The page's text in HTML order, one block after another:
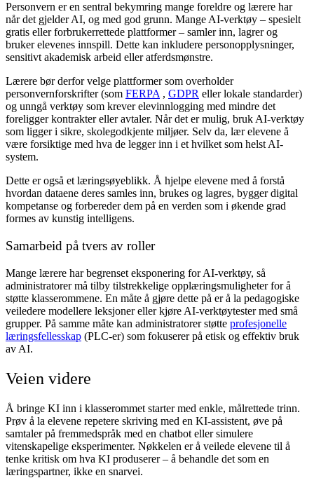
Personvern er en sentral bekymring mange foreldre og lærere har
når det gjelder AI, og med god grunn. Mange AI-verktøy – spesielt
gratis eller forbrukerrettede plattformer – samler inn, lagrer og
bruker elevenes innspill. Dette kan inkludere personopplysninger,
sensitivt akademisk arbeid eller atferdsmønstre.
Lærere bør derfor velge plattformer som overholder
personvernforskrifter (som FERPA , GDPR eller lokale standarder)
og unngå verktøy som krever elevinnlogging med mindre det
foreligger kontrakter eller avtaler. Når det er mulig, bruk AI-verktøy
som ligger i sikre, skolegodkjente miljøer. Selv da, lær elevene å
være forsiktige med hva de legger inn i et hvilket som helst AI-
system.
Dette er også et læringsøyeblikk. Å hjelpe elevene med å forstå
hvordan dataene deres samles inn, brukes og lagres, bygger digital
kompetanse og forbereder dem på en verden som i økende grad
formes av kunstig intelligens.
Samarbeid på tvers av roller
Mange lærere har begrenset eksponering for AI-verktøy, så
administratorer må tilby tilstrekkelige opplæringsmuligheter for å
støtte klasserommene. En måte å gjøre dette på er å la pedagogiske
veiledere modellere leksjoner eller kjøre AI-verktøytester med små
grupper. På samme måte kan administratorer støtte profesjonelle
læringsfellesskap (PLC-er) som fokuserer på etisk og effektiv bruk
av AI.
Veien videre
Å bringe KI inn i klasserommet starter med enkle, målrettede trinn.
Prøv å la elevene repetere skriving med en KI-assistent, øve på
samtaler på fremmedspråk med en chatbot eller simulere
vitenskapelige eksperimenter. Nøkkelen er å veilede elevene til å
tenke kritisk om hva KI produserer – å behandle det som en
læringspartner, ikke en snarvei.